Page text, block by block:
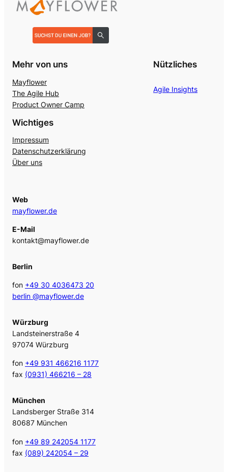
Mehr von uns
Mayflower
The Agile Hub
Product Owner Camp
Nützliches
Agile Insights
Wichtiges
Impressum
Datenschutzerklärung
Über uns
Web
mayflower.de
E-Mail
kontakt@mayflower.de
Berlin
fon +49 30 4036473 20
berlin @mayflower.de
Würzburg
Landsteinerstraße 4
97074 Würzburg
fon +49 931 466216 1177
fax (0931) 466216 – 28
München
Landsberger Straße 314
80687 München
fon +49 89 242054 1177
fax (089) 242054 – 29